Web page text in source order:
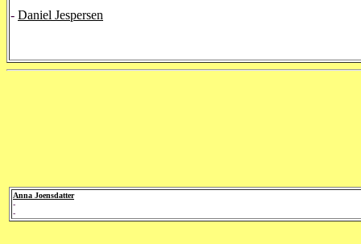
- Daniel Jespersen
Anna Joensdatter
-
-